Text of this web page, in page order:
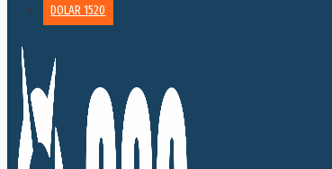
DOLAR 1520